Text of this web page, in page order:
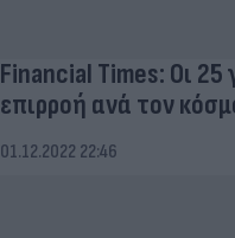
Financial Times: Οι 25
επιρροή ανά τον
01.12.2022 22:46